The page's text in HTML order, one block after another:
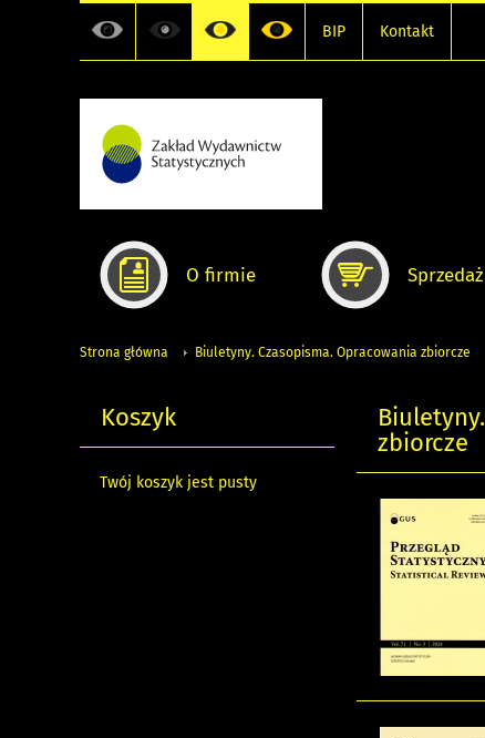
BIP Kontakt
O firmie Sprzedaż
Strona główna Biuletyny. Czasopisma. Opracowania zbiorcze
Koszyk
Twój koszyk jest pusty
zbiorcze